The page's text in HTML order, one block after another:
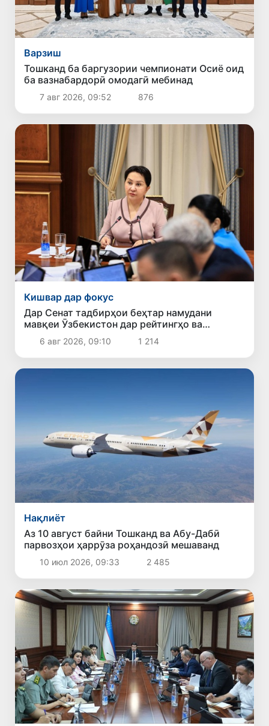
Варзиш
Тошканд ба баргузории чемпионати Осиё оид
ба вазнабардорӣ омодагӣ мебинад
7 авг 2026, 09:52 876
Кишвар дар фокус
Дар Сенат тадбирҳои беҳтар намудани
мавқеи Ӯзбекистон дар рейтингҳо ва
индексҳои байналмилалӣ баррасӣ шуданд
6 авг 2026, 09:10 1 214
Нақлиёт
Аз 10 август байни Тошканд ва Абу-Дабӣ
парвозҳои ҳаррӯза роҳандозӣ мешаванд
10 июл 2026, 09:33 2 485